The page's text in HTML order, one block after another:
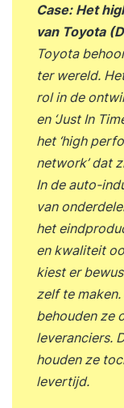
Marine
Amsterdam,
Hogeschool
Aanverwante
APMG
RSM
Scrum
Case: Het
van Toyota
Toyota
ter wereld.
rol in de
en ‘Just In
het ‘high
network’ dat
In de auto-
van
het
en kwaliteit
kiest er
zelf te
behouden ze
leveranciers.
houden ze
levertijd.